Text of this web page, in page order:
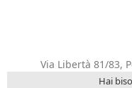
Via Libertà 81/83,
Hai